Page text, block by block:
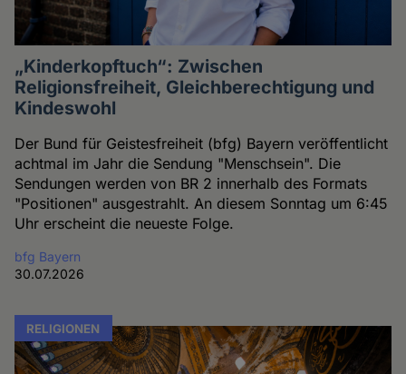
„Kinderkopftuch“: Zwischen
Religionsfreiheit, Gleichberechtigung und
Kindeswohl
Der Bund für Geistesfreiheit (bfg) Bayern veröffentlicht
achtmal im Jahr die Sendung "Menschsein". Die
Sendungen werden von BR 2 innerhalb des Formats
"Positionen" ausgestrahlt. An diesem Sonntag um 6:45
Uhr erscheint die neueste Folge.
bfg Bayern
30.07.2026
RELIGIONEN